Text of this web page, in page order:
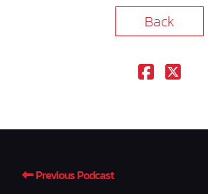
Back
Previous Podcast